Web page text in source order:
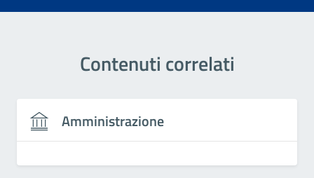
Contenuti correlati
Amministrazione